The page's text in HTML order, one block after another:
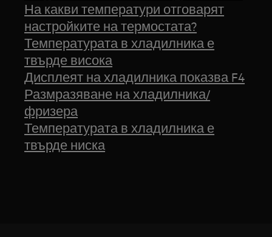
На какви температури отговарят
настройките на термостата?
Температурата в хладилника е
твърде висока
Дисплеят на хладилника показва F4
Размразяване на хладилника/
фризера
Температурата в хладилника е
твърде ниска